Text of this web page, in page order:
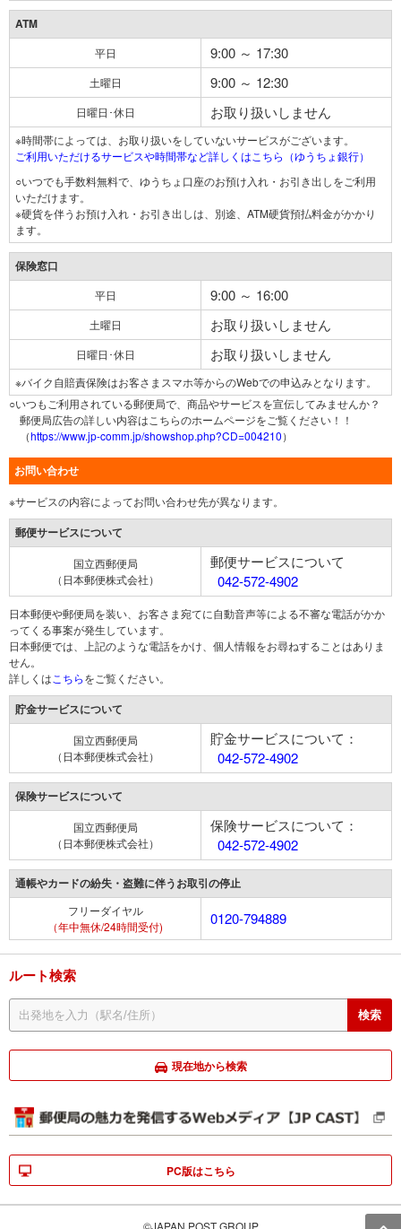
ATM
平日 9:00 ～ 17:30
土曜日 9:00 ～ 12:30
日曜日･休日 お取り扱いしません
※時間帯によっては、お取り扱いをしていないサービスがございます。
ご利用いただけるサービスや時間帯など詳しくはこちら（ゆうちょ銀行）
○いつでも手数料無料で、ゆうちょ口座のお預け入れ・お引き出しをご利用
いただけます。
※硬貨を伴うお預け入れ・お引き出しは、別途、ATM硬貨預払料金がかかり
ます。
保険窓口
平日 9:00 ～ 16:00
土曜日 お取り扱いしません
日曜日･休日 お取り扱いしません
※バイク自賠責保険はお客さまスマホ等からのWebでの申込みとなります。
○いつもご利用されている郵便局で、商品やサービスを宣伝してみませんか？
郵便局広告の詳しい内容はこちらのホームページをご覧ください！！
（https://www.jp-comm.jp/showshop.php?CD=004210）
お問い合わせ
※サービスの内容によってお問い合わせ先が異なります。
郵便サービスについて
国立西郵便局
（日本郵便株式会社）
郵便サービスについて
042-572-4902
日本郵便や郵便局を装い、お客さま宛てに自動音声等による不審な電話がかか
ってくる事案が発生しています。
日本郵便では、上記のような電話をかけ、個人情報をお尋ねすることはありま
せん。
詳しくは こちらをご覧ください。
貯金サービスについて
国立西郵便局
（日本郵便株式会社）
貯金サービスについて：
042-572-4902
保険サービスについて
国立西郵便局
（日本郵便株式会社）
保険サービスについて：
042-572-4902
通帳やカードの紛失・盗難に伴うお取引の停止
フリーダイヤル
（年中無休/24時間受付)
0120-794889
ルート検索
現在地から検索
PC版はこちら